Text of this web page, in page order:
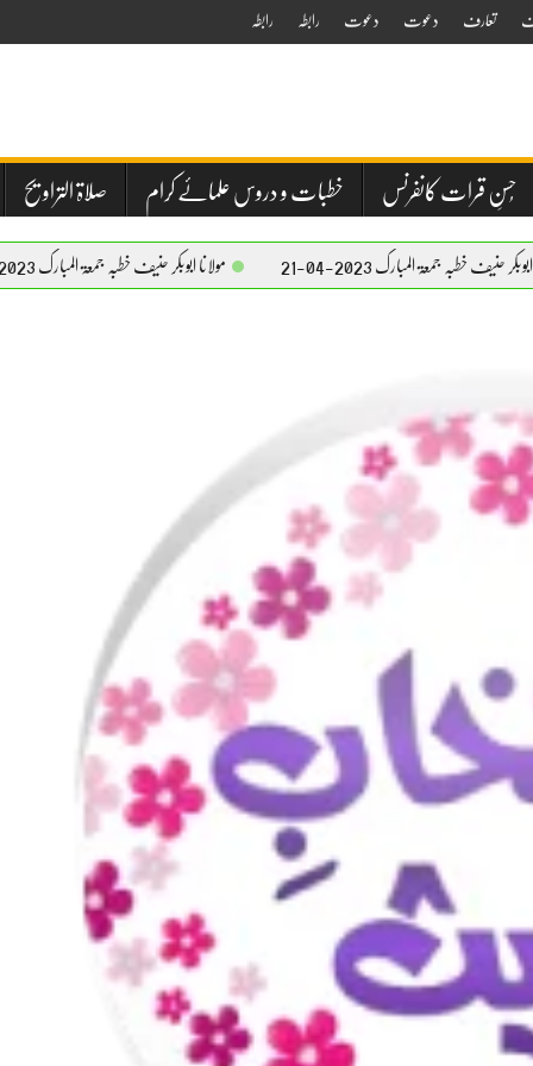
تعارف دعوت دعوت رابطہ رابطہ
حُسنِ قرات کانفرنس خطبات و دروس علمائے کرام صلاۃ التراویح
المبارک 2023-04-21 مولانا ابوبکر حنیف خطبہ جمعۃ المبارک 2023-04-21